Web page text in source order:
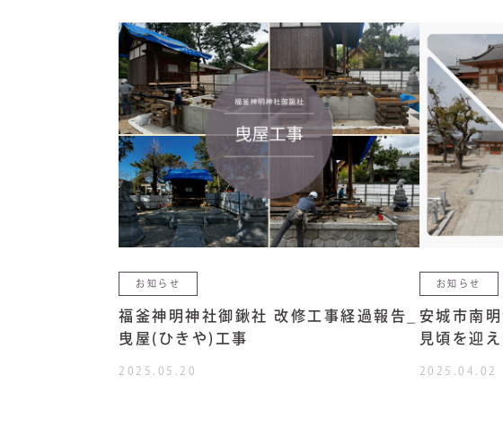
お知らせ
福釜神明神社御鍬社 改修工事経過報告_
曳屋(ひきや)工事
2025.05.20
お知らせ
安城市南
見頃を迎
2025.04.02